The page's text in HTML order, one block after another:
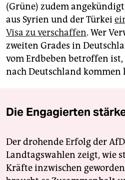
(Grüne) zudem
aus Syrien und der Türkei
Visa zu verschaffen. Wer
zweiten Grades in
vom Erdbeben betroffen
nach Deutschland kommen
Die Engagierten
Der drohende Erfolg der
Landtagswahlen zeigt, wie
Kräfte inzwischen